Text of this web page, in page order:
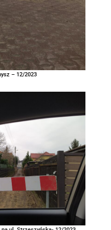
– 12/2023